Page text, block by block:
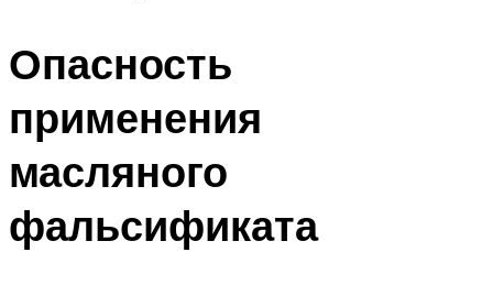
Опасность
применения
масляного
фальсификата